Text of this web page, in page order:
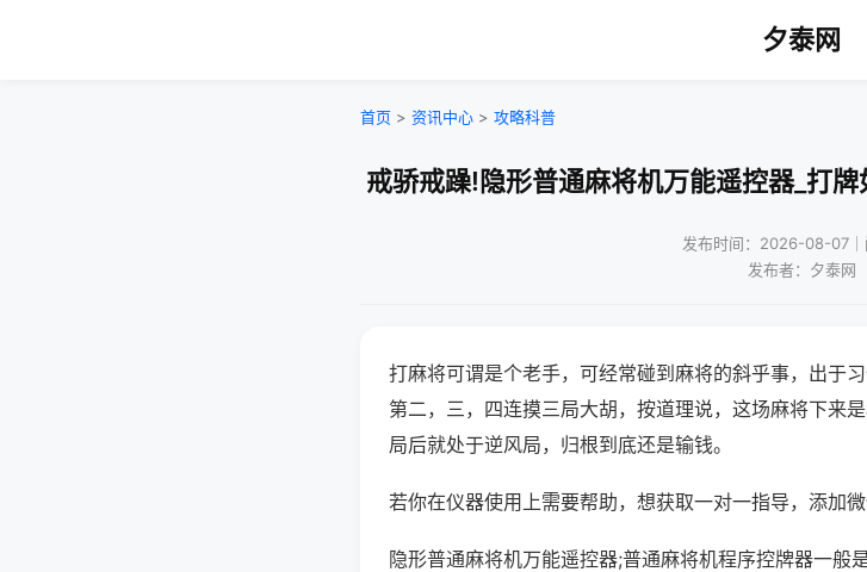
夕泰网
首页 > 资讯中心 > 攻略科普
戒骄戒躁!隐形普通麻将机万能遥控器_打
发布时间：2026-08-07
发布者：夕泰网
打麻将可谓是个老手，可经常碰到麻将的斜乎事，出于
第二，三，四连摸三局大胡，按道理说，这场麻将下来
局后就处于逆风局，归根到底还是输钱。
若你在仪器使用上需要帮助，想获取一对一指导，添加
隐形普通麻将机万能遥控器;普通麻将机程序控牌器一般